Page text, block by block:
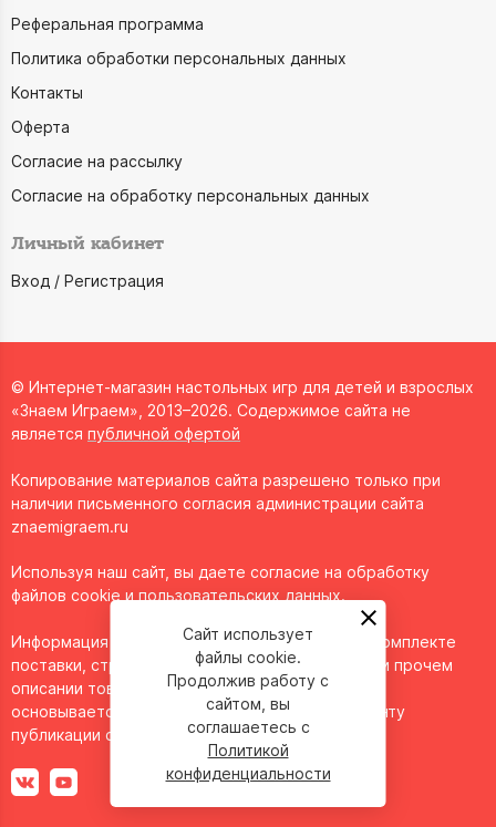
Реферальная программа
Политика обработки персональных данных
Контакты
Оферта
Согласие на рассылку
Согласие на обработку персональных данных
Личный кабинет
Вход / Регистрация
© Интернет-магазин настольных игр для детей и взрослых
«Знаем Играем», 2013–2026. Содержимое сайта не
является публичной офертой
Копирование материалов сайта разрешено только при
наличии письменного согласия администрации сайта
znaemigraem.ru
Используя наш сайт, вы даете согласие на обработку
файлов cookie и пользовательских данных.
Информация о технических характеристиках, комплекте
поставки, стране изготовления, внешнем виде и прочем
описании товара носит справочный характер и
основывается на последних доступных к моменту
публикации сведениях.
Сайт использует
файлы cookie.
Продолжив работу с
сайтом, вы
соглашаетесь с
Политикой
конфиденциальности